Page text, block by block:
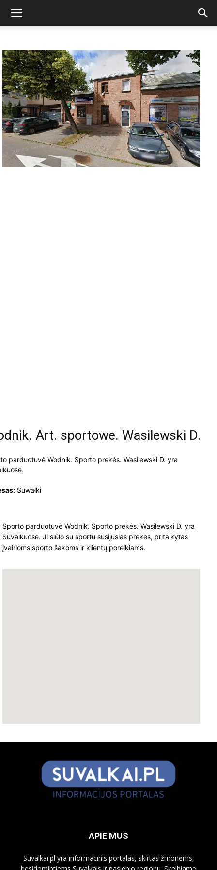
Art. sportowe. Wasilewski D.
parduotuvė Wodnik. Sporto prekės. Wasilewski D. yra
Suwałki
Sporto parduotuvė Wodnik. Sporto prekės. Wasilewski D. yra
Suvalkuose. Ji siūlo su sportu susijusias prekes, pritaikytas
įvairioms sporto šakoms ir klientų poreikiams.
APIE MUS
Suvalkai.pl yra informacinis portalas, skirtas žmonėms,